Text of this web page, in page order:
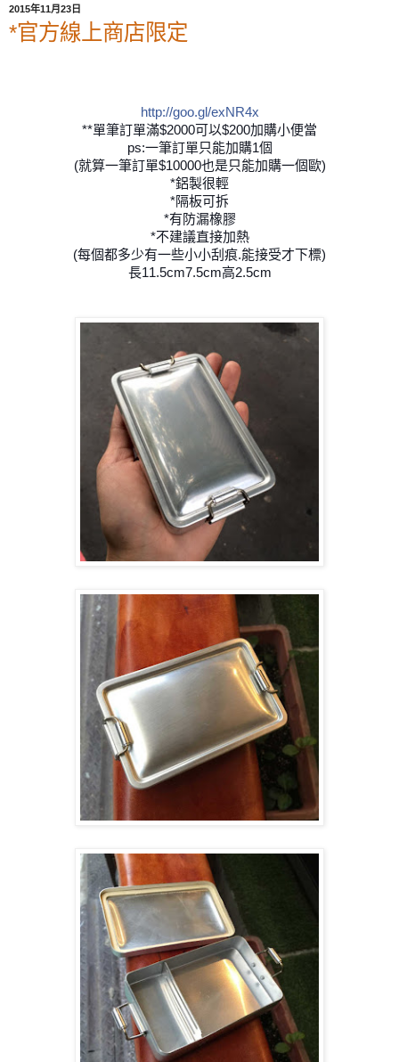
2015年11月23日
*官方線上商店限定
http://goo.gl/exNR4x
**單筆訂單滿$2000可以$200加購小便當
ps:一筆訂單只能加購1個
(就算一筆訂單$10000也是只能加購一個歐)
*鋁製很輕
*隔板可拆
*有防漏橡膠
*不建議直接加熱
(每個都多少有一些小小刮痕.能接受才下標)
長11.5cm7.5cm高2.5cm